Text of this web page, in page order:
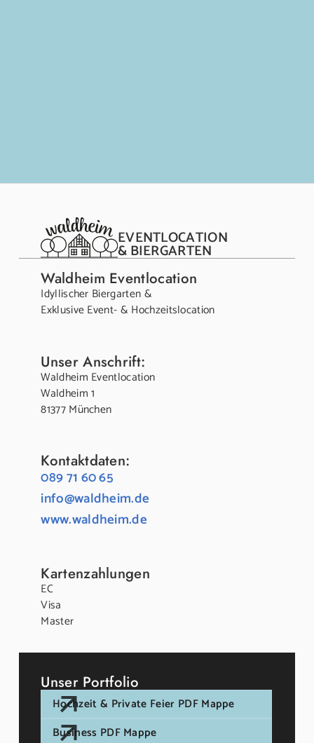
EVENTLOCATION
& BIERGARTEN
Waldheim Eventlocation
Idyllischer Biergarten &
Exklusive Event- & Hochzeitslocation
Unser Anschrift:
Waldheim Eventlocation
Waldheim 1
81377 München
Kontaktdaten:
089 71 60 65
info@waldheim.de
www.waldheim.de
Kartenzahlungen
EC
Visa
Master
Unser Portfolio
Hochzeit & Private Feier PDF Mappe
Business PDF Mappe